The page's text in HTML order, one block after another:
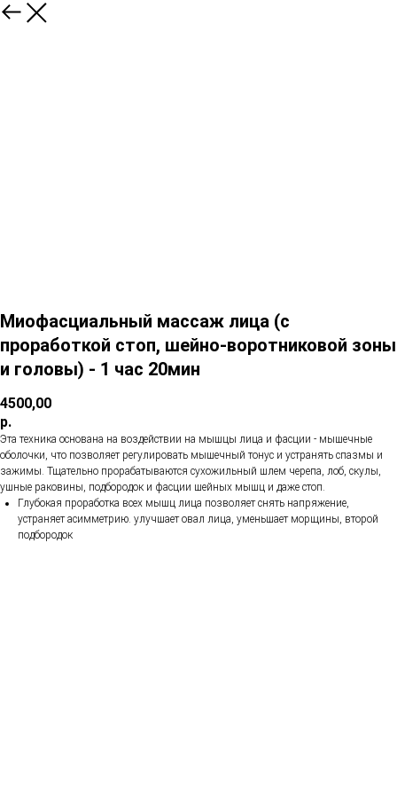
Миофасциальный массаж лица (с
проработкой стоп, шейно-воротниковой зоны
и головы) - 1 час 20мин
4500,00
р.
Эта техника основана на воздействии на мышцы лица и фасции - мышечные
оболочки, что позволяет регулировать мышечный тонус и устранять спазмы и
зажимы. Тщательно прорабатываются сухожильный шлем черепа, лоб, скулы,
ушные раковины, подбородок и фасции шейных мышц и даже стоп.
Глубокая проработка всех мышц лица позволяет снять напряжение,
устраняет асимметрию. улучшает овал лица, уменьшает морщины, второй
подбородок